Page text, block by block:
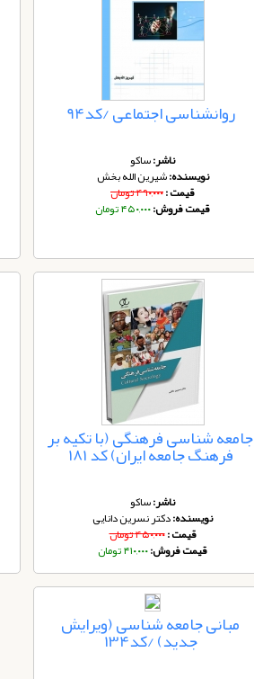
روانشناسی اجتماعی /کد94
ناشر:ساکو
نویسنده:شیرین الله بخش
قیمت :۴۹۰,۰۰۰ تومان
قیمت فروش:۴۵۰,۰۰۰ تومان
جامعه شناسی فرهنگی (با تکیه بر
فرهنگ جامعه ایران) کد 181
ناشر:ساکو
نویسنده:دکتر نسرین دانایی
قیمت :۴۵۰,۰۰۰ تومان
قیمت فروش:۴۱۰,۰۰۰ تومان
مبانی جامعه شناسی (ویرایش
جدید) /کد134